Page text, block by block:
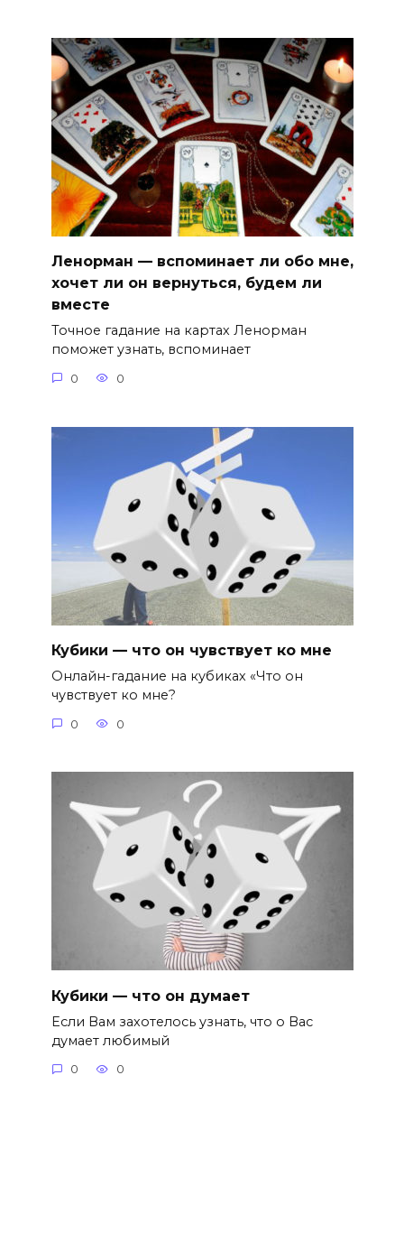
Ленорман — вспоминает ли обо мне,
хочет ли он вернуться, будем ли
вместе
Точное гадание на картах Ленорман
поможет узнать, вспоминает
0 0
Кубики — что он чувствует ко мне
Онлайн-гадание на кубиках «Что он
чувствует ко мне?
0 0
Кубики — что он думает
Если Вам захотелось узнать, что о Вас
думает любимый
0 0